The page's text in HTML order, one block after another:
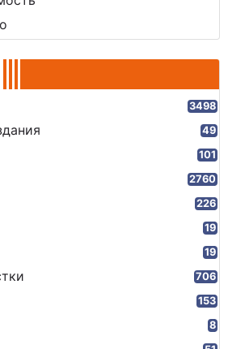
3498
49
101
2760
226
19
19
706
153
8